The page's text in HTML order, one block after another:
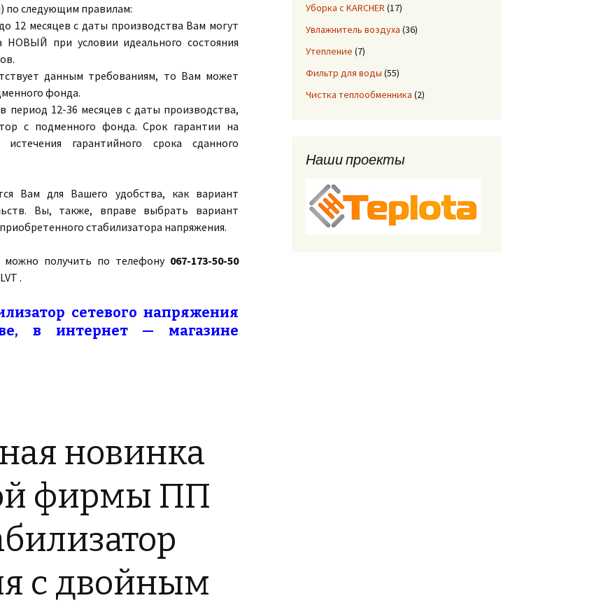
по следующим правилам:
12 месяцев с даты производства Вам могут
НОВЫЙ при условии идеального состояния
данным требованиям, то Вам может
фонда.
период 12-36 месяцев с даты производства,
с подменного фонда. Срок гарантии на
гарантийного срока сданного
Вам для Вашего удобства, как вариант
Вы, также, вправе выбрать вариант
стабилизатора напряжения.
получить по телефону 067-173-50-50
.
сетевого напряжения
в интернет — магазине
новинка
фирмы ПП
с двойным
Уборка с KARCHER (17)
Увлажнитель воздуха (36)
Утепление (7)
Фильтр для воды (55)
Чистка теплообменника (2)
Наши проекты